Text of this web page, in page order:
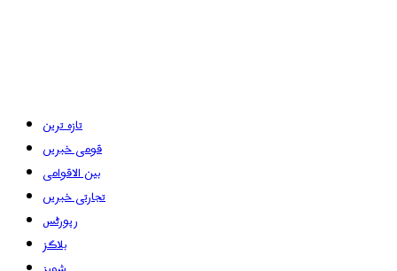
تازہ ترین
قومی خبریں
بین الاقوامی
تجارتی خبریں
رپورٹس
بلاگز